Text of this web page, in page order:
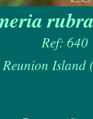
Ref: 640
Island